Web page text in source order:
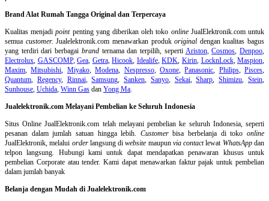
Brand Alat Rumah Tangga Original dan Terpercaya
Kualitas menjadipointpenting yang diberikan oleh toko onlineJualElektronik.com untuk
semua customer. Jualelektronik.com menawarkan produkoriginal dengan kualitas bagus
yang terdiri dari berbagai brandternama dan terpilih, seperti Ariston,Cosmos,Denpoo,
Electrolux, GASCOMP,Gea, Getra,Hicook, Idealife,KDK, Kirin, LocknLock,Maspion,
Maxim,Mitsubishi, Miyako,Modena, Nespresso, Oxone,Panasonic, Philips, Pisces,
Quantum, Regency, Rinnai,Samsung,Sanken, Sanyo, Sekai,Sharp,Shimizu,Stein,
Sunhouse, Uchida, Winn Gas dan Yong Ma.
Jualelektronik.com Melayani Pembelian ke Seluruh Indonesia
Situs Online JualElektronik.com telah melayani pembelian ke seluruh Indonesia, seperti
pesanan dalam jumlah satuan hingga lebih. Customerbisa berbelanja di tokoonline
JualElektronik, melalui orderlangsung diwebsite maupun via contactlewat WhatsAppdan
telpon langsung. Hubungi kami untuk dapat mendapatkan penawaran khusus untuk
pembelian Corporate atau tender. Kami dapat menawarkan faktur pajak untuk pembelian
dalam jumlah banyak
Belanja dengan Mudah di Jualelektronik.com